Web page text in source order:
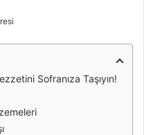
Sofranıza Taşıyın!